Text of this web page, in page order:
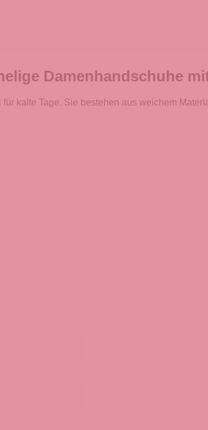
Damenhandschuhe
kalte Tage. Sie bestehen aus weichem